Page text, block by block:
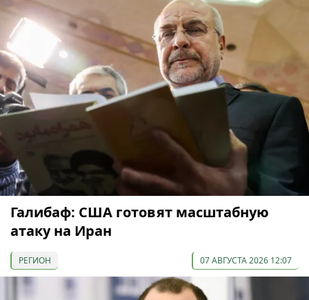
Галибаф: США готовят масштабную
атаку на Иран
РЕГИОН 07 АВГУСТА 2026 12:07